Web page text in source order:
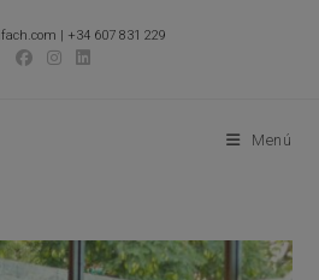
| +34 607 831 229
Menú